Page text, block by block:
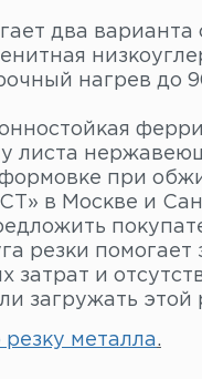
два варианта
нагрев до
листа
при
в Москве и
резки
затрат и
загружать
металла.